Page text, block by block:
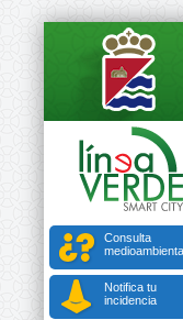
Consulta
Notifica tu
incidencia